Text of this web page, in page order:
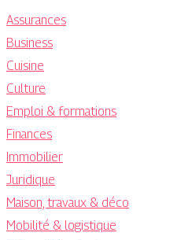
Assurances
Business
Cuisine
Culture
Emploi & formations
Finances
Immobilier
Juridique
Maison, travaux & déco
Mobilité & logistique